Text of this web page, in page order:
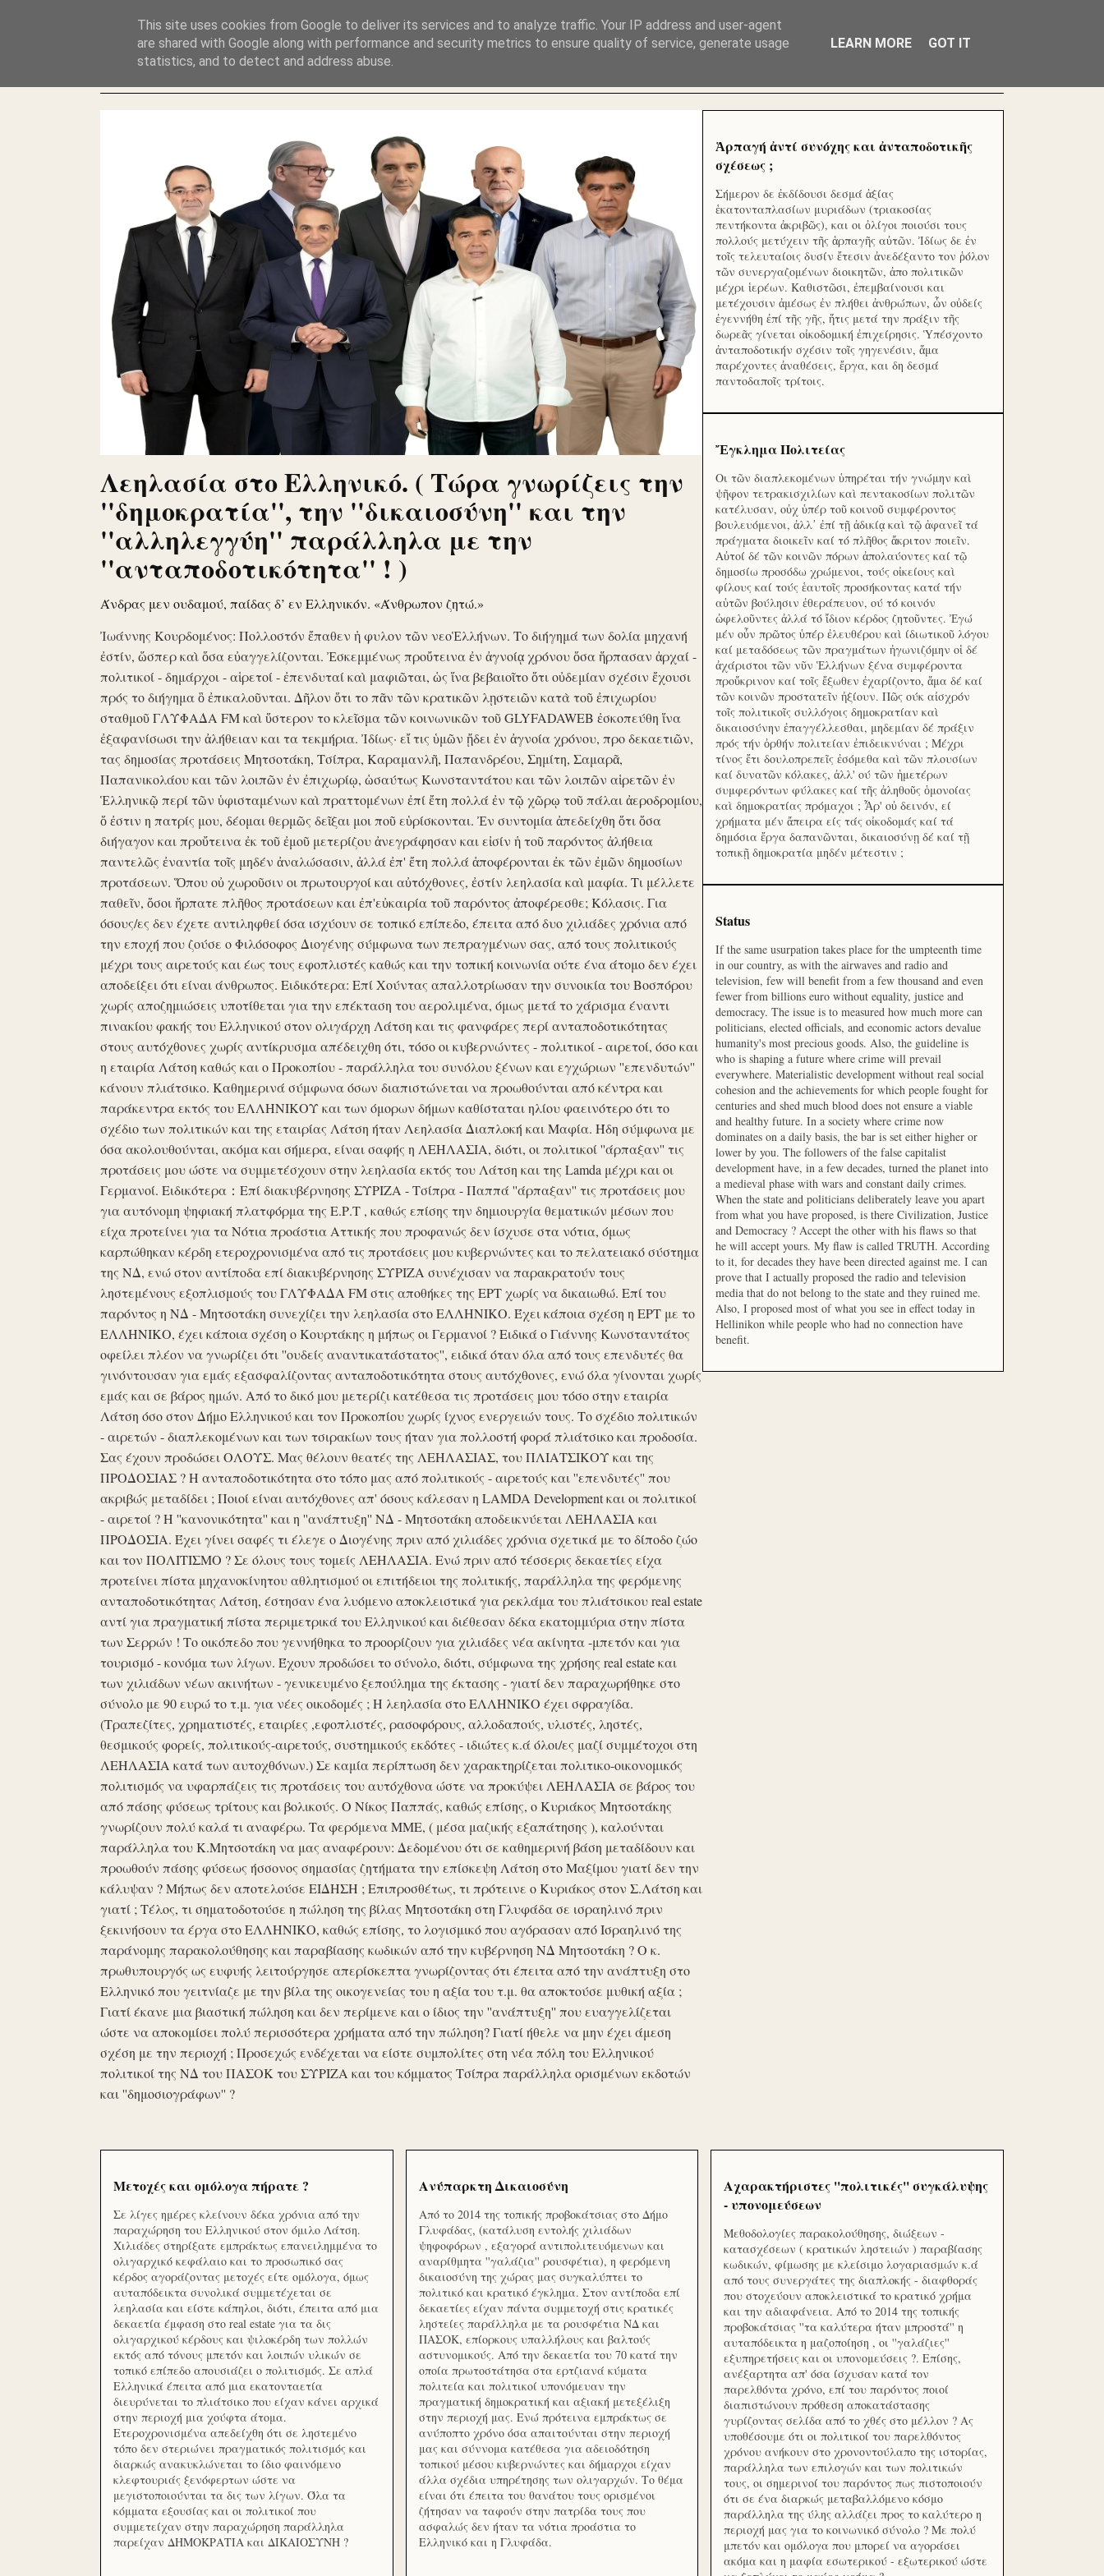
ΛΕΗΛΑΣΙΑ ΚΑΙ ΕΓΚΛΗΜΑ ?
Λεηλασία στο Ελληνικό. ( Τώρα γνωρίζεις την
''δημοκρατία'', την ''δικαιοσύνη'' και την
''αλληλεγγύη'' παράλληλα με την
''ανταποδοτικότητα'' ! )
Άνδρας μεν ουδαμού, παίδας δ’ εν Ελληνικόν. «Άνθρωπον ζητώ.»
Ἰωάννης Κουρδομένος: Πολλοστόν ἔπαθεν ἡ φυλον τῶν νεοἙλλήνων. Το διήγημά των δολία μηχανή
ἐστίν, ὥσπερ καὶ ὅσα εὐαγγελίζονται. Ἐσκεμμένως προὔτεινα ἐν ἀγνοίᾳ χρόνου ὅσα ἥρπασαν ἀρχαί -
πολιτικοί - δημάρχοι - αἱρετοί - ἐπενδυταί καὶ μαφιῶται, ὡς ἵνα βεβαιοῖτο ὅτι οὐδεμίαν σχέσιν ἔχουσι
πρός το διήγημα ὃ ἐπικαλοῦνται. Δῆλον ὅτι το πᾶν τῶν κρατικῶν λῃστειῶν κατὰ τοῦ ἐπιχωρίου
σταθμοῦ ΓΛΥΦΑΔΑ FM καὶ ὕστερον το κλεῖσμα τῶν κοινωνικῶν τοῦ GLYFADAWEB ἐσκοπεύθη ἵνα
ἐξαφανίσωσι την ἀλήθειαν και τα τεκμήρια. Ἰδίως· εἴ τις ὑμῶν ᾔδει ἐν ἀγνοία χρόνου, προ δεκαετιῶν,
τας δημοσίας προτάσεις Μητσοτάκη, Τσίπρα, Καραμανλῆ, Παπανδρέου, Σημίτη, Σαμαρᾶ,
Παπανικολάου και τῶν λοιπῶν ἐν ἐπιχωρίῳ, ὡσαύτως Κωνσταντάτου και τῶν λοιπῶν αἱρετῶν ἐν
Ἑλληνικῷ περί τῶν ὑφισταμένων καὶ πραττομένων ἐπί ἔτη πολλά ἐν τῷ χῶρῳ τοῦ πάλαι ἀεροδρομίου,
ὅ ἐστιν η πατρίς μου, δέομαι θερμῶς δεῖξαι μοι ποῦ εὑρίσκονται. Ἐν συντομία ἀπεδείχθη ὅτι ὅσα
διήγαγον και προὔτεινα ἐκ τοῦ ἐμοῦ μετερίζου ἀνεγράφησαν και εἰσίν ἡ τοῦ παρόντος ἀλήθεια
παντελῶς ἐναντία τοῖς μηδέν ἀναλώσασιν, ἀλλά ἐπ' ἔτη πολλά ἀποφέρονται ἐκ τῶν ἐμῶν δημοσίων
προτάσεων. Ὅπου οὐ χωροῦσιν οι πρωτουργοί και αὐτόχθονες, ἐστίν λεηλασία καὶ μαφία. Τι μέλλετε
παθεῖν, ὅσοι ἥρπατε πλῆθος προτάσεων και ἐπ'εὐκαιρία τοῦ παρόντος ἀποφέρεσθε; Κόλασις. Για
όσους/ες δεν έχετε αντιληφθεί όσα ισχύουν σε τοπικό επίπεδο, έπειτα από δυο χιλιάδες χρόνια από
την εποχή που ζούσε ο Φιλόσοφος Διογένης σύμφωνα των πεπραγμένων σας, από τους πολιτικούς
μέχρι τους αιρετούς και έως τους εφοπλιστές καθώς και την τοπική κοινωνία ούτε ένα άτομο δεν έχει
αποδείξει ότι είναι άνθρωπος. Ειδικότερα: Επί Χούντας απαλλοτρίωσαν την συνοικία του Βοσπόρου
χωρίς αποζημιώσεις υποτίθεται για την επέκταση του αερολιμένα, όμως μετά το χάρισμα έναντι
πινακίου φακής του Ελληνικού στον ολιγάρχη Λάτση και τις φανφάρες περί ανταποδοτικότητας
στους αυτόχθονες χωρίς αντίκρυσμα απέδειχθη ότι, τόσο οι κυβερνώντες - πολιτικοί - αιρετοί, όσο και
η εταιρία Λάτση καθώς και ο Προκοπίου - παράλληλα του συνόλου ξένων και εγχώριων ''επενδυτών''
κάνουν πλιάτσικο. Καθημερινά σύμφωνα όσων διαπιστώνεται να προωθούνται από κέντρα και
παράκεντρα εκτός του ΕΛΛΗΝΙΚΟΥ και των όμορων δήμων καθίσταται ηλίου φαεινότερο ότι το
σχέδιο των πολιτικών και της εταιρίας Λάτση ήταν Λεηλασία Διαπλοκή και Μαφία. Ήδη σύμφωνα με
όσα ακολουθούνται, ακόμα και σήμερα, είναι σαφής η ΛΕΗΛΑΣΙΑ, διότι, οι πολιτικοί ''άρπαξαν'' τις
προτάσεις μου ώστε να συμμετέσχουν στην λεηλασία εκτός του Λάτση και της Lamda μέχρι και οι
Γερμανοί. Ειδικότερα：Επί διακυβέρνησης ΣΥΡΙΖΑ - Τσίπρα - Παππά ''άρπαξαν'' τις προτάσεις μου
για αυτόνομη ψηφιακή πλατφόρμα της Ε.Ρ.Τ , καθώς επίσης την δημιουργία θεματικών μέσων που
είχα προτείνει για τα Νότια προάστια Αττικής που προφανώς δεν ίσχυσε στα νότια, όμως
καρπώθηκαν κέρδη ετεροχρονισμένα από τις προτάσεις μου κυβερνώντες και το πελατειακό σύστημα
της ΝΔ, ενώ στον αντίποδα επί διακυβέρνησης ΣΥΡΙΖΑ συνέχισαν να παρακρατούν τους
ληστεμένους εξοπλισμούς του ΓΛΥΦΑΔΑ FM στις αποθήκες της ΕΡΤ χωρίς να δικαιωθώ. Επί του
παρόντος η ΝΔ - Μητσοτάκη συνεχίζει την λεηλασία στο ΕΛΛΗΝΙΚΟ. Έχει κάποια σχέση η ΕΡΤ με το
ΕΛΛΗΝΙΚΟ, έχει κάποια σχέση ο Κουρτάκης η μήπως οι Γερμανοί ? Ειδικά ο Γιάννης Κωνσταντάτος
οφείλει πλέον να γνωρίζει ότι ''ουδείς αναντικατάστατος'', ειδικά όταν όλα από τους επενδυτές θα
γινόντουσαν για εμάς εξασφαλίζοντας ανταποδοτικότητα στους αυτόχθονες, ενώ όλα γίνονται χωρίς
εμάς και σε βάρος ημών. Από το δικό μου μετερίζι κατέθεσα τις προτάσεις μου τόσο στην εταιρία
Λάτση όσο στον Δήμο Ελληνικού και τον Προκοπίου χωρίς ίχνος ενεργειών τους. Το σχέδιο πολιτικών
- αιρετών - διαπλεκομένων και των τσιρακίων τους ήταν για πολλοστή φορά πλιάτσικο και προδοσία.
Σας έχουν προδώσει ΟΛΟΥΣ. Μας θέλουν θεατές της ΛΕΗΛΑΣΙΑΣ, του ΠΛΙΑΤΣΙΚΟΥ και της
ΠΡΟΔΟΣΙΑΣ ? Η ανταποδοτικότητα στο τόπο μας από πολιτικούς - αιρετούς και ''επενδυτές'' που
ακριβώς μεταδίδει ; Ποιοί είναι αυτόχθονες απ' όσους κάλεσαν η LAMDA Development και οι πολιτικοί
- αιρετοί ? Η ''κανονικότητα'' και η ''ανάπτυξη'' ΝΔ - Μητσοτάκη αποδεικνύεται ΛΕΗΛΑΣΙΑ και
ΠΡΟΔΟΣΙΑ. Έχει γίνει σαφές τι έλεγε ο Διογένης πριν από χιλιάδες χρόνια σχετικά με το δίποδο ζώο
και τον ΠΟΛΙΤΙΣΜΟ ? Σε όλους τους τομείς ΛΕΗΛΑΣΙΑ. Ενώ πριν από τέσσερις δεκαετίες είχα
προτείνει πίστα μηχανοκίνητου αθλητισμού οι επιτήδειοι της πολιτικής, παράλληλα της φερόμενης
ανταποδοτικότητας Λάτση, έστησαν ένα λυόμενο αποκλειστικά για ρεκλάμα του πλιάτσικου real estate
αντί για πραγματική πίστα περιμετρικά του Ελληνικού και διέθεσαν δέκα εκατομμύρια στην πίστα
των Σερρών ! Το οικόπεδο που γεννήθηκα το προορίζουν για χιλιάδες νέα ακίνητα -μπετόν και για
τουρισμό - κονόμα των λίγων. Έχουν προδώσει το σύνολο, διότι, σύμφωνα της χρήσης real estate και
των χιλιάδων νέων ακινήτων - γενικευμένο ξεπούλημα της έκτασης - γιατί δεν παραχωρήθηκε στο
σύνολο με 90 ευρώ το τ.μ. για νέες οικοδομές ; Η λεηλασία στο ΕΛΛΗΝΙΚΟ έχει σφραγίδα.
(Τραπεζίτες, χρηματιστές, εταιρίες ,εφοπλιστές, ρασοφόρους, αλλοδαπούς, υλιστές, ληστές,
θεσμικούς φορείς, πολιτικούς-αιρετούς, συστημικούς εκδότες - ιδιώτες κ.ά όλοι/ες μαζί συμμέτοχοι στη
ΛΕΗΛΑΣΙΑ κατά των αυτοχθόνων.) Σε καμία περίπτωση δεν χαρακτηρίζεται πολιτικο-οικονομικός
πολιτισμός να υφαρπάζεις τις προτάσεις του αυτόχθονα ώστε να προκύψει ΛΕΗΛΑΣΙΑ σε βάρος του
από πάσης φύσεως τρίτους και βολικούς. Ο Νίκος Παππάς, καθώς επίσης, ο Κυριάκος Μητσοτάκης
γνωρίζουν πολύ καλά τι αναφέρω. Τα φερόμενα ΜΜΕ, ( μέσα μαζικής εξαπάτησης ), καλούνται
παράλληλα του Κ.Μητσοτάκη να μας αναφέρουν: Δεδομένου ότι σε καθημερινή βάση μεταδίδουν και
προωθούν πάσης φύσεως ήσσονος σημασίας ζητήματα την επίσκεψη Λάτση στο Μαξίμου γιατί δεν την
κάλυψαν ? Μήπως δεν αποτελούσε ΕΙΔΗΣΗ ; Επιπροσθέτως, τι πρότεινε ο Κυριάκος στον Σ.Λάτση και
γιατί ; Τέλος, τι σηματοδοτούσε η πώληση της βίλας Μητσοτάκη στη Γλυφάδα σε ισραηλινό πριν
ξεκινήσουν τα έργα στο ΕΛΛΗΝΙΚΟ, καθώς επίσης, το λογισμικό που αγόρασαν από Ισραηλινό της
παράνομης παρακολούθησης και παραβίασης κωδικών από την κυβέρνηση ΝΔ Μητσοτάκη ? Ο κ.
πρωθυπουργός ως ευφυής λειτούργησε απερίσκεπτα γνωρίζοντας ότι έπειτα από την ανάπτυξη στο
Ελληνικό που γειτνίαζε με την βίλα της οικογενείας του η αξία του τ.μ. θα αποκτούσε μυθική αξία ;
Γιατί έκανε μια βιαστική πώληση και δεν περίμενε και ο ίδιος την ''ανάπτυξη'' που ευαγγελίζεται
ώστε να αποκομίσει πολύ περισσότερα χρήματα από την πώληση? Γιατί ήθελε να μην έχει άμεση
σχέση με την περιοχή ; Προσεχώς ενδέχεται να είστε συμπολίτες στη νέα πόλη του Ελληνικού
πολιτικοί της ΝΔ του ΠΑΣΟΚ του ΣΥΡΙΖΑ και του κόμματος Τσίπρα παράλληλα ορισμένων εκδοτών
και ''δημοσιογράφων'' ?
Ἁρπαγή ἀντί συνόχης και ἀνταποδοτικῆς
σχέσεως ;
Σήμερον δε ἐκδίδουσι δεσμά ἀξίας
ἑκατονταπλασίων μυριάδων (τριακοσίας
πεντήκοντα ἀκριβῶς), και οι ὀλίγοι ποιούσι τους
πολλούς μετύχειν τῆς ἁρπαγῆς αὐτῶν. Ἰδίως δε ἐν
τοῖς τελευταίοις δυσίν ἔτεσιν ἀνεδέξαντο τον ῥόλον
τῶν συνεργαζομένων διοικητῶν, ἀπο πολιτικῶν
μέχρι ἱερέων. Καθιστῶσι, ἐπεμβαίνουσι και
μετέχουσιν ἀμέσως ἐν πλήθει ἀνθρώπων, ὧν οὐδείς
ἐγεννήθη ἐπί τῆς γῆς, ἥτις μετά την πράξιν τῆς
δωρεᾶς γίνεται οἰκοδομική ἐπιχείρησις. Ὑπέσχοντο
ἀνταποδοτικήν σχέσιν τοῖς γηγενέσιν, ἅμα
παρέχοντες ἀναθέσεις, ἔργα, και δη δεσμά
παντοδαποῖς τρίτοις.
Ἔγκλημα Πολιτείας
Οι τῶν διαπλεκομένων ὑπηρέται τήν γνώμην καὶ
ψῆφον τετρακισχιλίων καὶ πεντακοσίων πολιτῶν
κατέλυσαν, οὐχ ὑπέρ τοῦ κοινοῦ συμφέροντος
βουλευόμενοι, ἀλλ᾽ ἐπί τῇ ἀδικίᾳ καὶ τῷ ἀφανεῖ τά
πράγματα διοικεῖν καί τό πλῆθος ἄκριτον ποιεῖν.
Αὐτοί δέ τῶν κοινῶν πόρων ἀπολαύοντες καί τῷ
δημοσίω προσόδω χρώμενοι, τούς οἰκείους καὶ
φίλους καί τούς ἑαυτοῖς προσήκοντας κατά τήν
αὑτῶν βούλησιν ἐθεράπευον, ού τό κοινόν
ὠφελοῦντες ἀλλά τό ἴδιον κέρδος ζητοῦντες. Ἐγώ
μέν οὖν πρῶτος ὑπέρ ἐλευθέρου καὶ ίδιωτικοῦ λόγου
καί μεταδόσεως τῶν πραγμάτων ἠγωνιζόμην οἱ δέ
ἀχάριστοι τῶν νῦν Ἑλλήνων ξένα συμφέροντα
προὔκρινον καί τοῖς ἔξωθεν ἐχαρίζοντο, ἅμα δέ καί
τῶν κοινῶν προστατεῖν ἠξίουν. Πῶς ούκ αἰσχρόν
τοῖς πολιτικοῖς συλλόγοις δημοκρατίαν καὶ
δικαιοσύνην ἐπαγγέλλεσθαι, μηδεμίαν δέ πράξιν
πρός τήν ὀρθήν πολιτείαν ἐπιδεικνύναι ; Μέχρι
τίνος ἔτι δουλοπρεπεῖς ἐσόμεθα καὶ τῶν πλουσίων
καί δυνατῶν κόλακες, ἀλλ' ού τῶν ἡμετέρων
συμφερόντων φύλακες καί τῆς ἀληθοῦς ὁμονοίας
καὶ δημοκρατίας πρόμαχοι ; Ἆρ' οὐ δεινόν, εί
χρήματα μέν ἄπειρα είς τάς οἰκοδομάς καί τά
δημόσια ἔργα δαπανῶνται, δικαιοσύνῃ δέ καί τῇ
τοπικῇ δημοκρατία μηδέν μέτεστιν ;
Status
If the same usurpation takes place for the umpteenth time
in our country, as with the airwaves and radio and
television, few will benefit from a few thousand and even
fewer from billions euro without equality, justice and
democracy. The issue is to measured how much more can
politicians, elected officials, and economic actors devalue
humanity's most precious goods. Also, the guideline is
who is shaping a future where crime will prevail
everywhere. Materialistic development without real social
cohesion and the achievements for which people fought for
centuries and shed much blood does not ensure a viable
and healthy future. In a society where crime now
dominates on a daily basis, the bar is set either higher or
lower by you. The followers of the false capitalist
development have, in a few decades, turned the planet into
a medieval phase with wars and constant daily crimes.
When the state and politicians deliberately leave you apart
from what you have proposed, is there Civilization, Justice
and Democracy ? Accept the other with his flaws so that
he will accept yours. My flaw is called TRUTH. According
to it, for decades they have been directed against me. I can
prove that I actually proposed the radio and television
media that do not belong to the state and they ruined me.
Also, I proposed most of what you see in effect today in
Hellinikon while people who had no connection have
benefit.
Μετοχές και ομόλογα πήρατε ?
Σε λίγες ημέρες κλείνουν δέκα χρόνια από την
παραχώρηση του Ελληνικού στον όμιλο Λάτση.
Χιλιάδες στηρίξατε εμπράκτως επανειλημμένα το
ολιγαρχικό κεφάλαιο και το προσωπικό σας
κέρδος αγοράζοντας μετοχές είτε ομόλογα, όμως
αυταπόδεικτα συνολικά συμμετέχεται σε
λεηλασία και είστε κάπηλοι, διότι, έπειτα από μια
δεκαετία έμφαση στο real estate για τα δις
ολιγαρχικού κέρδους και ψιλοκέρδη των πολλών
εκτός από τόνους μπετόν και λοιπών υλικών σε
τοπικό επίπεδο απουσιάζει ο πολιτισμός. Σε απλά
Ελληνικά έπειτα από μια εκατονταετία
διευρύνεται το πλιάτσικο που είχαν κάνει αρχικά
στην περιοχή μια χούφτα άτομα.
Ετεροχρονισμένα απεδείχθη ότι σε ληστεμένο
τόπο δεν στεριώνει πραγματικός πολιτισμός και
διαρκώς ανακυκλώνεται το ίδιο φαινόμενο
κλεφτουριάς ξενόφερτων ώστε να
μεγιστοποιούνται τα δις των λίγων. Όλα τα
κόμματα εξουσίας και οι πολιτικοί που
συμμετείχαν στην παραχώρηση παράλληλα
παρείχαν ΔΗΜΟΚΡΑΤΙΑ και ΔΙΚΑΙΟΣΥΝΗ ?
Ανύπαρκτη Δικαιοσύνη
Από το 2014 της τοπικής προβοκάτσιας στο Δήμο
Γλυφάδας, (κατάλυση εντολής χιλιάδων
ψηφοφόρων , εξαγορά αντιπολιτευόμενων και
αναρίθμητα ''γαλάζια'' ρουσφέτια), η φερόμενη
δικαιοσύνη της χώρας μας συγκαλύπτει το
πολιτικό και κρατικό έγκλημα. Στον αντίποδα επί
δεκαετίες είχαν πάντα συμμετοχή στις κρατικές
ληστείες παράλληλα με τα ρουσφέτια ΝΔ και
ΠΑΣΟΚ, επίορκους υπαλλήλους και βαλτούς
αστυνομικούς. Από την δεκαετία του 70 κατά την
οποία πρωτοστάτησα στα ερτζιανά κύματα
πολιτεία και πολιτικοί υπονόμευαν την
πραγματική δημοκρατική και αξιακή μετεξέλιξη
στην περιοχή μας. Ενώ πρότεινα εμπράκτως σε
ανύποπτο χρόνο όσα απαιτούνται στην περιοχή
μας και σύννομα κατέθεσα για αδειοδότηση
τοπικού μέσου κυβερνώντες και δήμαρχοι είχαν
άλλα σχέδια υπηρέτησης των ολιγαρχών. Το θέμα
είναι ότι έπειτα του θανάτου τους ορισμένοι
ζήτησαν να ταφούν στην πατρίδα τους που
ασφαλώς δεν ήταν τα νότια προάστια το
Ελληνικό και η Γλυφάδα.
Αχαρακτήριστες ''πολιτικές'' συγκάλυψης
- υπονομεύσεων
Μεθοδολογίες παρακολούθησης, διώξεων -
κατασχέσεων ( κρατικών ληστειών ) παραβίασης
κωδικών, φίμωσης με κλείσιμο λογαριασμών κ.ά
από τους συνεργάτες της διαπλοκής - διαφθοράς
που στοχεύουν αποκλειστικά το κρατικό χρήμα
και την αδιαφάνεια. Από το 2014 της τοπικής
προβοκάτσιας ''τα καλύτερα ήταν μπροστά'' η
αυταπόδεικτα η μαζοποίηση , οι ''γαλάζιες''
εξυπηρετήσεις και οι υπονομεύσεις ?. Επίσης,
ανέξαρτητα απ' όσα ίσχυσαν κατά τον
παρελθόντα χρόνο, επί του παρόντος ποιοί
διαπιστώνουν πρόθεση αποκατάστασης
γυρίζοντας σελίδα από το χθές στο μέλλον ? Ας
υποθέσουμε ότι οι πολιτικοί του παρελθόντος
χρόνου ανήκουν στο χρονοντούλαπο της ιστορίας,
παράλληλα των επιλογών και των πολιτικών
τους, οι σημερινοί του παρόντος πως πιστοποιούν
ότι σε ένα διαρκώς μεταβαλλόμενο κόσμο
παράλληλα της ύλης αλλάζει προς το καλύτερο η
περιοχή μας για το κοινωνικό σύνολο ? Με πολύ
μπετόν και ομόλογα που μπορεί να αγοράσει
ακόμα και η μαφία εσωτερικού - εξωτερικού ώστε
This site uses cookies from Google to deliver its services and to analyze traffic. Your IP address and user-agent
are shared with Google along with performance and security metrics to ensure quality of service, generate usage
statistics, and to detect and address abuse.
LEARN MORE GOT IT